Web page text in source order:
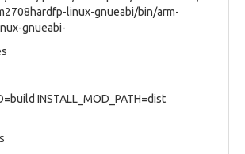
linux-gnueabi/bin/arm-
gnueabi-
INSTALL_MOD_PATH=dist